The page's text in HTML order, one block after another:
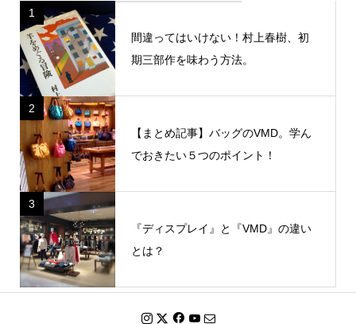
1
間違ってはいけない！村上春樹、初
期三部作を味わう方法。
2
【まとめ記事】バッグのVMD。学ん
でおきたい５つのポイント！
3
『ディスプレイ』と『VMD』の違い
とは？